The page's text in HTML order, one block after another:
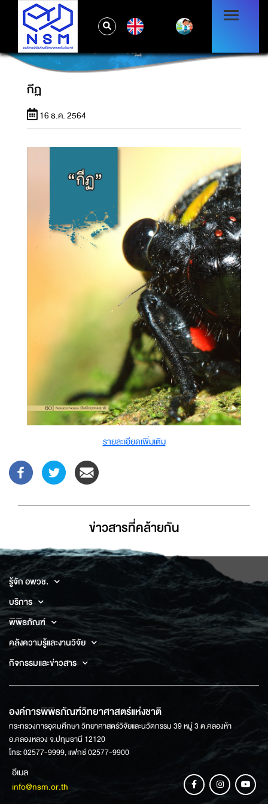
กีฏ
กีฏ
16 ธ.ค. 2564
รายละเอียดเพิ่มเติม
ข่าวสารที่่คล้ายกัน
รู้จัก อพวช.
บริการ
พิพิธภัณฑ์
คลังความรู้และงานวิจัย
กิจกรรมและข่าวสาร
องค์การพิพิธภัณฑ์วิทยาศาสตร์แห่งชาติ
กระทรวงการอุดมศึกษา วิทยาศาสตร์วิจัยและนวัตกรรม 39 หมู่ 3 ต.คลองห้า
อ.คลองหลวง จ.ปทุมธานี 12120
โทร: 02577-9999, แฟกซ์ 02577-9900
อีเมล
info@nsm.or.th